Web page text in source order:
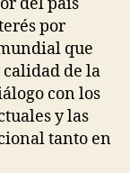
por
que
de la
con los
y las
tanto en